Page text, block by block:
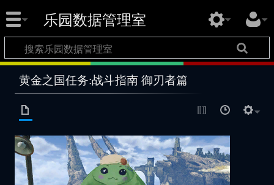
乐园数据管理室
黄金之国任务:战斗指南 御刃者篇